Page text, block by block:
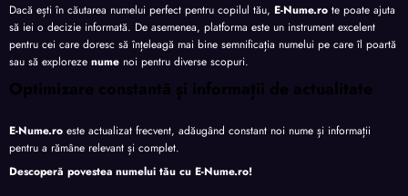
Dacă ești în căutarea numelui perfect pentru copilul tău, E-Nume.ro te poate ajuta
să iei o decizie informată. De asemenea, platforma este un instrument excelent
pentru cei care doresc să înțeleagă mai bine semnificația numelui pe care îl poartă
sau să exploreze nume noi pentru diverse scopuri.
Optimizare constantă și informații de actualitate
E-Nume.ro este actualizat frecvent, adăugând constant noi nume și informații
pentru a rămâne relevant și complet.
Descoperă povestea numelui tău cu E-Nume.ro!